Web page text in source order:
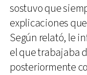
sostuvo que
explicaciones
Según relató, le
el que trabajaba
posteriormente